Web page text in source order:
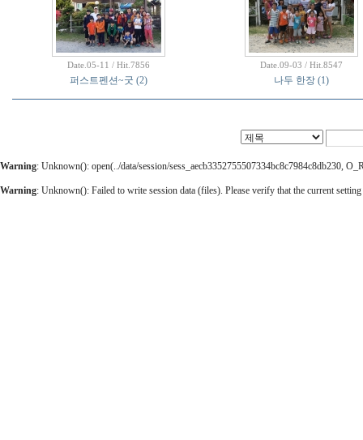
Date.05-11 / Hit.7856
퍼스트펜션~굿 (2)
Date.09-03 / Hit.8547
나두 한장 (1)
Warning: Unknown(): open(../data/session/sess_aecb3352755507334bc8c7984c8db230,
Warning: Unknown(): Failed to write session data (files). Please verify that the current